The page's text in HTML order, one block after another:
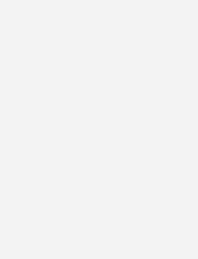
für klei­ne